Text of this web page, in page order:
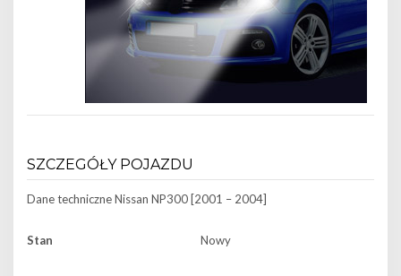
SZCZEGÓŁY POJAZDU
Dane techniczneNissan NP300 [2001 – 2004]
Stan Nowy